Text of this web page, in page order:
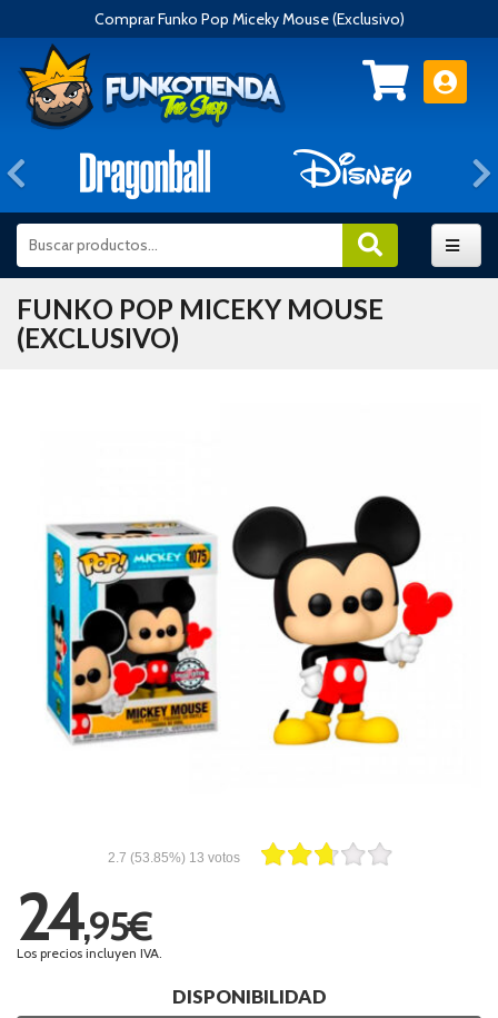
Comprar Funko Pop Miceky Mouse (Exclusivo)
Anterior
FUNKO POP MICEKY MOUSE
(EXCLUSIVO)
2.7 (53.85%) 13 votos
24,95€
Los precios incluyen IVA.
DISPONIBILIDAD